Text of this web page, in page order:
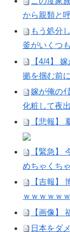
から親類と
もう処分
釜がいくつ
【4/4】
拠を掴む前
嫁が俺のｲ
化粧して夜
【悲報】
【緊急】
めちゃくち
【吉報】
ｗｗｗｗｗ
【画像】
日本をダ